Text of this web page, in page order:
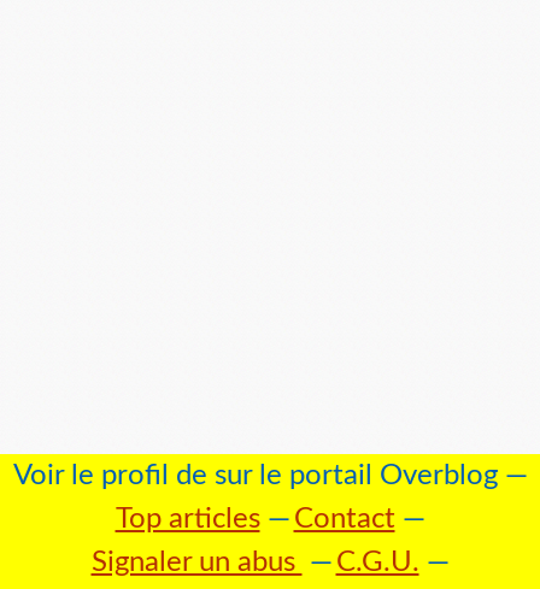
Voir le profil de sur le portail Overblog
Top articles
Contact
Signaler un abus
C.G.U.